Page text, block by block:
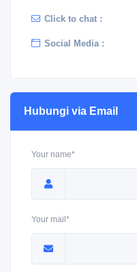
Click to chat :
Social Media :
Hubungi via Email
Your name*
Your mail*